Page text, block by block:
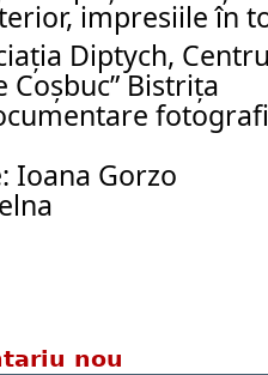
impresiile în
Diptych,
Coșbuc” Bistrița
Ioana Gorzo
nou